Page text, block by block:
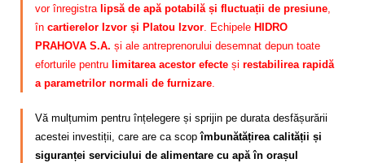
vor înregistra lipsă de apă potabilă și fluctuații de presiune,
în cartierelor Izvor și Platou Izvor. Echipele HIDRO
PRAHOVA S.A. și ale antreprenorului desemnat depun toate
eforturile pentru limitarea acestor efecte și restabilirea rapidă
a parametrilor normali de furnizare.
Vă mulțumim pentru înțelegere și sprijin pe durata desfășurării
acestei investiții, care are ca scopîmbunătățirea calității și
siguranței serviciului de alimentare cu apă în orașul